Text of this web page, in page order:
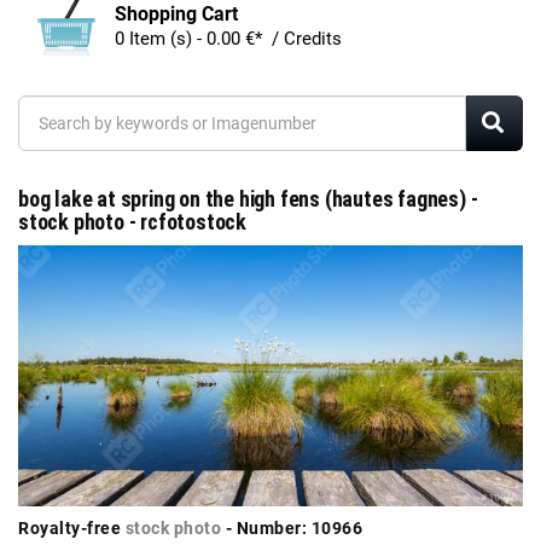
Shopping Cart
0 Item (s) - 0.00 €* / Credits
bog lake at spring on the high fens (hautes fagnes) -
stock photo - rcfotostock
Royalty-free stock photo - Number: 10966